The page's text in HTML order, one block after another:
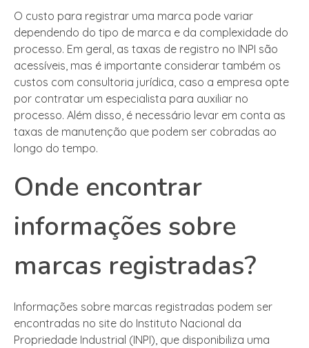
O custo para registrar uma marca pode variar
dependendo do tipo de marca e da complexidade do
processo. Em geral, as taxas de registro no INPI são
acessíveis, mas é importante considerar também os
custos com consultoria jurídica, caso a empresa opte
por contratar um especialista para auxiliar no
processo. Além disso, é necessário levar em conta as
taxas de manutenção que podem ser cobradas ao
longo do tempo.
Onde encontrar
informações sobre
marcas registradas?
Informações sobre marcas registradas podem ser
encontradas no site do Instituto Nacional da
Propriedade Industrial (INPI), que disponibiliza uma